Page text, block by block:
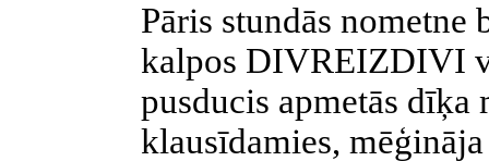
Pāris stundās nometne
kalpos DIVREIZDIVI
pusducis apmetās dīķa
klausīdamies,